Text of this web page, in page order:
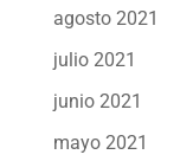
agosto 2021
julio 2021
junio 2021
mayo 2021